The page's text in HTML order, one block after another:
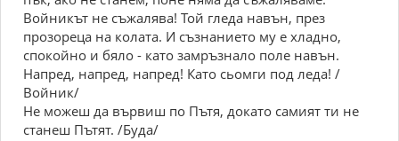
Войникът не съжалява! Той гледа навън, през
прозореца на колата. И съзнанието му е хладно,
спокойно и бяло - като замръзнало поле навън.
Напред, напред, напред! Като сьомги под леда! /
Войник/
Не можеш да вървиш по Пътя, докато самият ти не
станеш Пътят. /Буда/